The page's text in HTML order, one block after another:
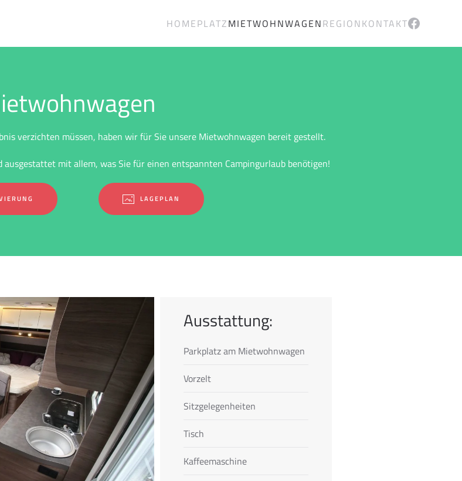
HOMEPLATZMIETWOHNWAGENREGIONKONTAKT
verzichten müssen, haben wir für Sie unsere Mietwohnwagen bereit gestellt.
mit allem, was Sie für einen entspannten Campingurlaub benötigen!
LAGEPLAN
Ausstattung:
Parkplatz am Mietwohnwagen
Vorzelt
Sitzgelegenheiten
Tisch
Kaffeemaschine